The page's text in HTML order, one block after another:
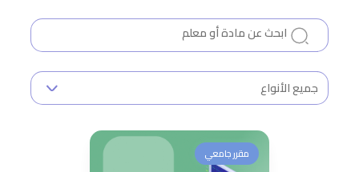
مقرر جامعي